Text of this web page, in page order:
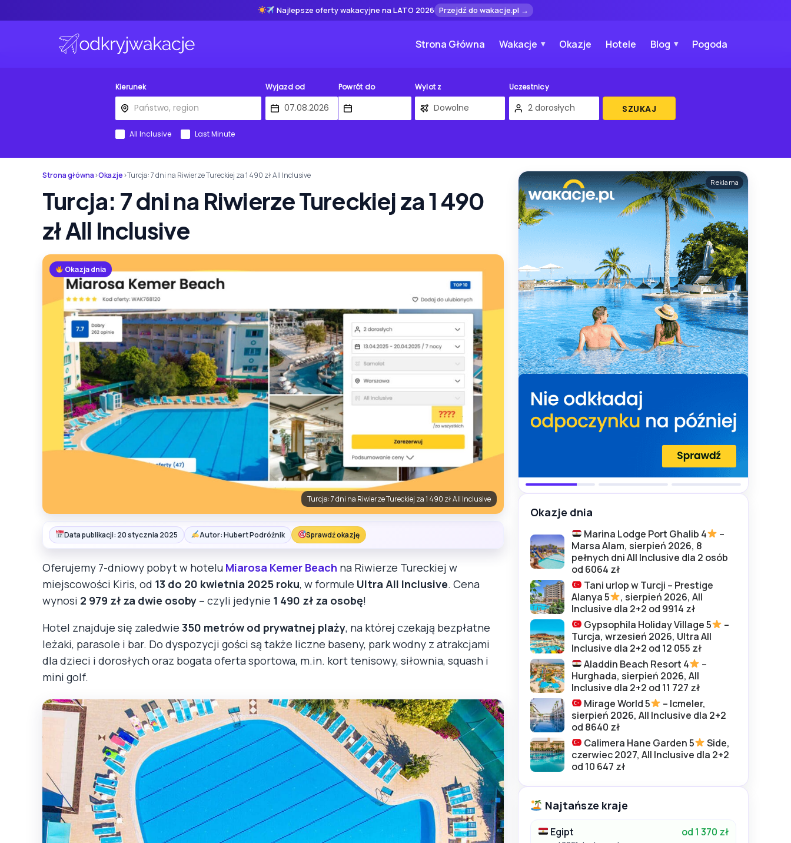
Najlepsze oferty wakacyjne na LATO 2026 Przejdź do wakacje.pl →
Strona Główna Wakacje Okazje Hotele Blog Pogoda
Kierunek Wyjazd od Powrót do Wylot z Uczestnicy
SZUKAJ
All Inclusive Last Minute
Strona główna›Okazje›Turcja: 7 dni na Riwierze Tureckiej za 1 490 zł All Inclusive
Turcja: 7 dni na Riwierze Tureckiej za 1 490
zł All Inclusive
Okazja dnia
Turcja: 7 dni na Riwierze Tureckiej za 1 490 zł All Inclusive
Data publikacji: 20 stycznia 2025 Autor: Hubert Podróżnik Sprawdź okazję
Oferujemy 7-dniowy pobyt w hotelu Miarosa Kemer Beach na Riwierze Tureckiej w
miejscowości Kiris, od 13 do 20 kwietnia 2025 roku, w formule Ultra All Inclusive. Cena
wynosi 2 979 zł za dwie osoby – czyli jedynie 1 490 zł za osobę!
Hotel znajduje się zaledwie 350 metrów od prywatnej plaży, na której czekają bezpłatne
leżaki, parasole i bar. Do dyspozycji gości są także liczne baseny, park wodny z atrakcjami
dla dzieci i dorosłych oraz bogata oferta sportowa, m.in. kort tenisowy, siłownia, squash i
mini golf.
Reklama
Okazje dnia
Marina Lodge Port Ghalib 4
–
Marsa Alam, sierpień 2026, 8
pełnych dni All Inclusive dla 2 osób
od 6064 zł
Tani urlop w Turcji – Prestige
Alanya 5
, sierpień 2026, All
Inclusive dla 2+2 od 9914 zł
Gypsophila Holiday Village 5
–
Turcja, wrzesień 2026, Ultra All
Inclusive dla 2+2 od 12 055 zł
Aladdin Beach Resort 4
–
Hurghada, sierpień 2026, All
Inclusive dla 2+2 od 11 727 zł
Mirage World 5
– Icmeler,
sierpień 2026, All Inclusive dla 2+2
od 8640 zł
Calimera Hane Garden 5
Side,
czerwiec 2027, All Inclusive dla 2+2
od 10 647 zł
Najtańsze kraje
Egipt od 1 370 zł